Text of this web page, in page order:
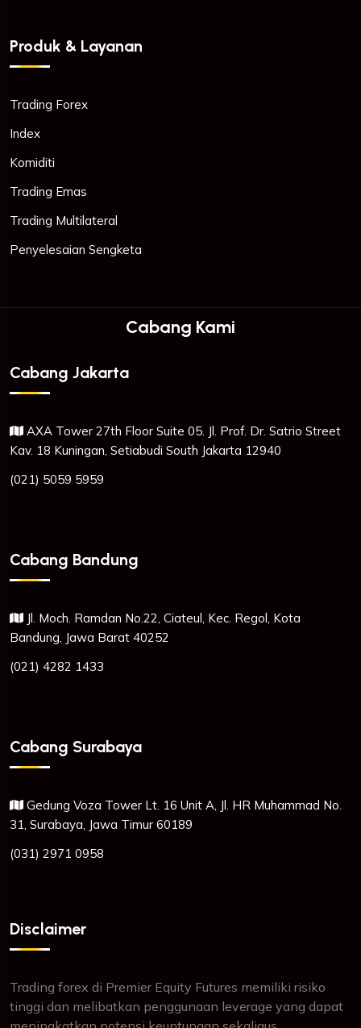
Produk & Layanan
Trading Forex
Index
Komiditi
Trading Emas
Trading Multilateral
Penyelesaian Sengketa
Cabang Kami
Cabang Jakarta
AXA Tower 27th Floor Suite 05. Jl. Prof. Dr. Satrio Street
Kav. 18 Kuningan, Setiabudi South Jakarta 12940
(021) 5059 5959
Cabang Bandung
Jl. Moch. Ramdan No.22, Ciateul, Kec. Regol, Kota
Bandung, Jawa Barat 40252
(021) 4282 1433
Cabang Surabaya
Gedung Voza Tower Lt. 16 Unit A, Jl. HR Muhammad No.
31, Surabaya, Jawa Timur 60189
(031) 2971 0958
Disclaimer
Trading forex di Premier Equity Futures memiliki risiko
tinggi dan melibatkan penggunaan leverage yang dapat